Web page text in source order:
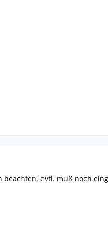
beachten, evtl. muß noch